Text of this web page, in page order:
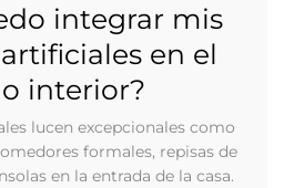
integrar mis
en el
interior?
lucen excepcionales como
formales, repisas de
en la entrada de la casa.